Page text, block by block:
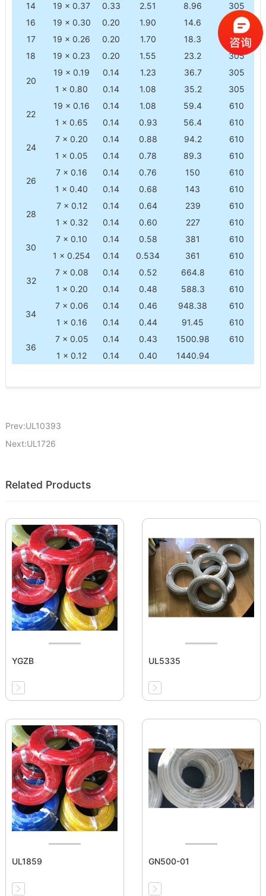
14 19 × 0.37 0.33 2.51 8.96
305
16
19 × 0.30 0.20 1.90 14.6
305
17
19 × 0.26 0.20 1.70 18.3
305
18
19 × 0.23 0.20 1.55 23.2 305
20
19 × 0.19 0.14 1.23 36.7
305
1 × 0.80
0.14 1.08 35.2 305
22
19 × 0.16 0.14 1.08 59.4
610
1 × 0.65
0.14 0.93 56.4 610
24
7 × 0.20 0.14 0.88 94.2
610
1 × 0.05
0.14 0.78 89.3 610
26
7 × 0.16 0.14 0.76 150
610
1 × 0.40
0.14 0.68 143 610
28
7 × 0.12 0.14 0.64 239
610
1 × 0.32
0.14 0.60 227 610
30
7 × 0.10 0.14 0.58 381
610
1 × 0.254
0.14 0.534 361 610
32
7 × 0.08 0.14 0.52 664.8
610
1 × 0.20
0.14 0.48 588.3 610
34
7 × 0.06 0.14 0.46 948.38
610
1 × 0.16
0.14 0.44 91.45 610
36
7 × 0.05 0.14 0.43 1500.98
610
1 × 0.12
0.14 0.40 1440.94
Prev:UL10393
Next:UL1726
Related Products
YGZB UL5335
UL1859 GN500-01